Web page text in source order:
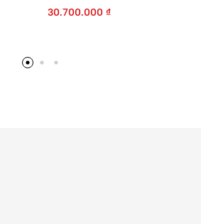
30.700.000 ₫